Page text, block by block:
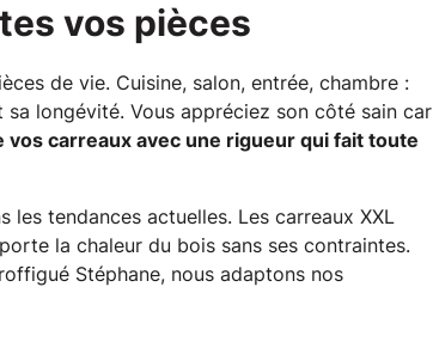
vos pièces
de vie. Cuisine, salon, entrée, chambre :
longévité. Vous appréciez son côté sain car
vos carreaux avec une rigueur qui fait toute
les tendances actuelles. Les carreaux XXL
la chaleur du bois sans ses contraintes.
Stéphane, nous adaptons nos